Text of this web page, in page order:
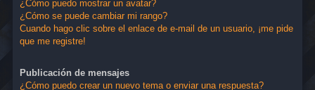
¿Cómo puedo mostrar un avatar?
¿Cómo se puede cambiar mi rango?
Cuando hago clic sobre el enlace de e-mail de un usuario, ¡me pide
que me registre!
Publicación de mensajes
¿Cómo puedo crear un nuevo tema o enviar una respuesta?